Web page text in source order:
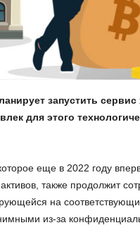
запустить сервис
для этого
еще в 2022 году
также продолжит
на
из-за